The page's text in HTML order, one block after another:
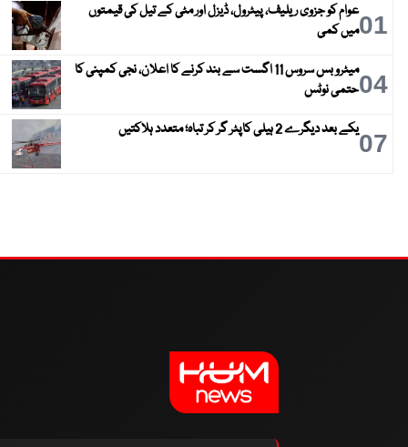
01عوام کو جزوی ریلیف، پیٹرول، ڈیزل اور مٹی کے تیل کی قیمتوں
میں کمی
04
میٹرو بس سروس 11 اگست سے بند کرنے کا اعلان، نجی کمپنی کا
حتمی نوٹس
07یکے بعد دیگرے 2 ہیلی کاپٹر گر کر تباہ؛ متعدد ہلاکتیں